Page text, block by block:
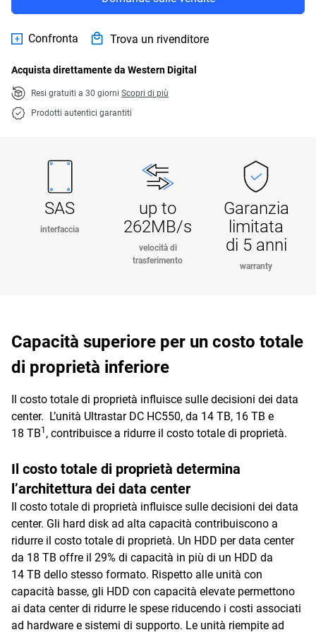
Confronta Trova un rivenditore
Acquista direttamente da Western Digital
Resi gratuiti a 30 giorni Scopri di più
Prodotti autentici garantiti
SAS
interfaccia
up to
262MB/s
velocità di
trasferimento
Garanzia
limitata
di 5 anni
warranty
Capacità superiore per un costo totale
di proprietà inferiore
Il costo totale di proprietà influisce sulle decisioni dei data
center. L’unità Ultrastar DC HC550, da 14 TB, 16 TB e
18 TB1 , contribuisce a ridurre il costo totale di proprietà.
Il costo totale di proprietà determina
l’architettura dei data center
Il costo totale di proprietà influisce sulle decisioni dei data
center. Gli hard disk ad alta capacità contribuiscono a
ridurre il costo totale di proprietà. Un HDD per data center
da 18 TB offre il 29% di capacità in più di un HDD da
14 TB dello stesso formato. Rispetto alle unità con
capacità basse, gli HDD con capacità elevate permettono
ai data center di ridurre le spese riducendo i costi associati
ad hardware e sistemi di supporto. Le unità riempite ad